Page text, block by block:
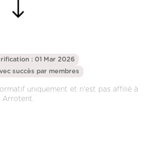
: 01 Mar 2026
succès par membres
uniquement et n'est pas affilié à
Arrotent.